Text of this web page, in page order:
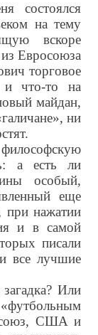
состоялся
на тему
вскоре
Евросоюза
торговое
что-то на
майдан,
ни
а есть ли
особый,
еще
при нажатии
и в самой
писали
все лучшие
Или
США и